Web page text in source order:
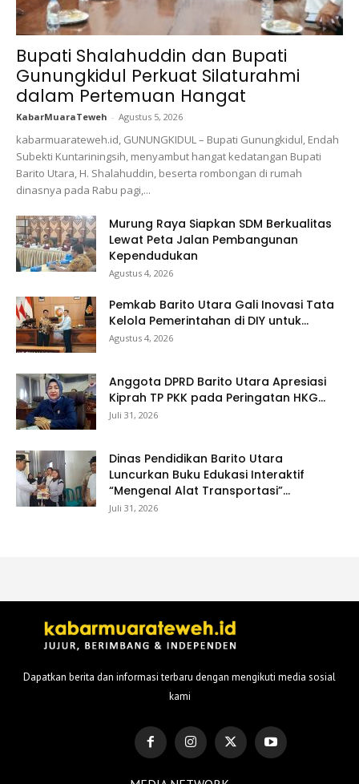
Bupati Shalahuddin dan Bupati
Gunungkidul Perkuat Silaturahmi
dalam Pertemuan Hangat
KabarMuaraTeweh - Agustus 5, 2026
kabarmuarateweh.id, GUNUNGKIDUL – Bupati Gunungkidul, Endah
Subekti Kuntariningsih, menyambut hangat kedatangan Bupati
Barito Utara, H. Shalahuddin, beserta rombongan di rumah
dinasnya pada Rabu pagi,...
Murung Raya Siapkan SDM Berkualitas
Lewat Peta Jalan Pembangunan
Kependudukan
Agustus 4, 2026
Pemkab Barito Utara Gali Inovasi Tata
Kelola Pemerintahan di DIY untuk...
Agustus 4, 2026
Anggota DPRD Barito Utara Apresiasi
Kiprah TP PKK pada Peringatan HKG...
Juli 31, 2026
Dinas Pendidikan Barito Utara
Luncurkan Buku Edukasi Interaktif
“Mengenal Alat Transportasi”...
Juli 31, 2026
Dapatkan berita dan informasi terbaru dengan mengikuti media sosial
kami